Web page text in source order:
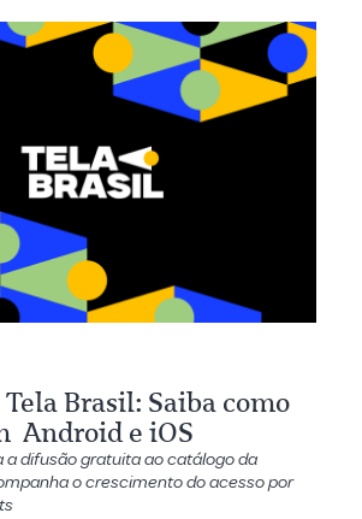
Brasil: Saiba como
Android e iOS
a difusão gratuita ao catálogo da
o crescimento do acesso por